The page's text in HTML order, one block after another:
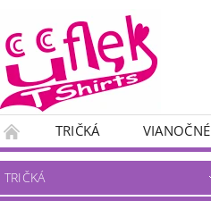
TRIČKÁ VIANOČNÉ
SKUPINOVÉ
OTÁZKA..?:)
TRIČKÁ